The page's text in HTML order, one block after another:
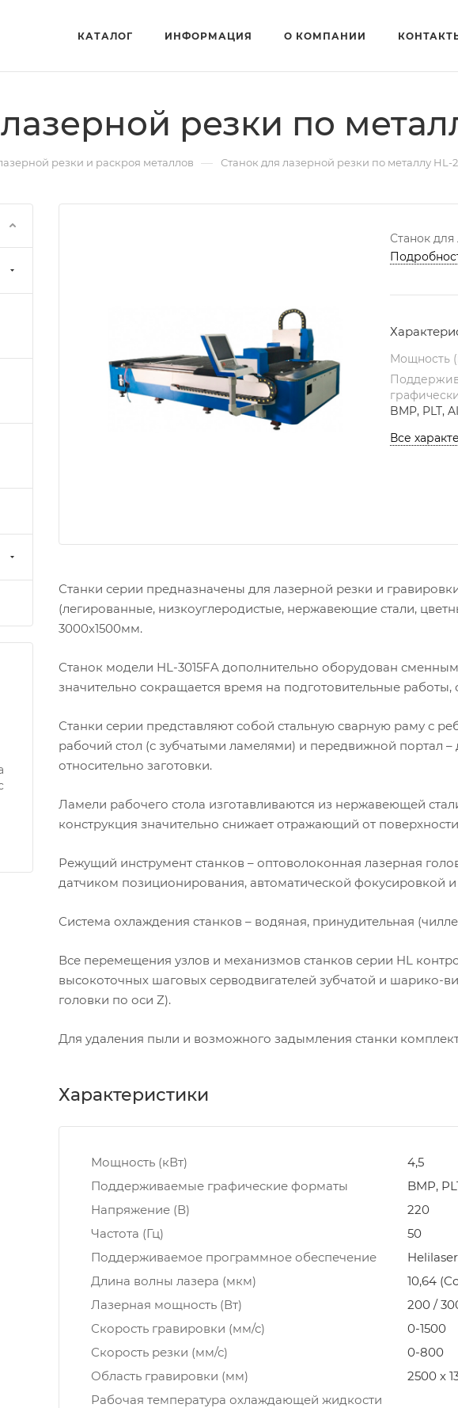
КАТАЛОГ ИНФОРМАЦИЯ О КОМПАНИИ
резки по
резки и раскроя металлов — Станок для лазерной резки по металлу HL-
Станок для
Мощность
BMP, PLT,
Все
Станки серии предназначены для лазерной резки и
(легированные, низкоуглеродистые, нержавеющие стали,
3000х1500мм.
Станок модели HL-3015FA дополнительно оборудован
значительно сокращается время на подготовительные работы,
Станки серии представляют собой стальную сварную раму с
рабочий стол (с зубчатыми ламелями) и передвижной портал
относительно заготовки.
Ламели рабочего стола изготавливаются из нержавеющей
конструкция значительно снижает отражающий от
Режущий инструмент станков – оптоволоконная лазерная
датчиком позиционирования, автоматической фокусировкой
Система охлаждения станков – водяная, принудительная
Все перемещения узлов и механизмов станков серии HL
высокоточных шаговых серводвигателей зубчатой и шарико-
головки по оси Z).
Для удаления пыли и возможного задымления станки
Характеристики
Мощность (кВт)
4,5
Поддерживаемые графические форматы
BMP,
Напряжение (В)
220
Частота (Гц)
50
Поддерживаемое программное обеспечение
Helilaser
Длина волны лазера (мкм)
10,64
Лазерная мощность (Вт)
200 /
Скорость гравировки (мм/с)
0-1500
Скорость резки (мм/с)
0-800
Область гравировки (мм)
2500 х
Рабочая температура охлаждающей жидкости